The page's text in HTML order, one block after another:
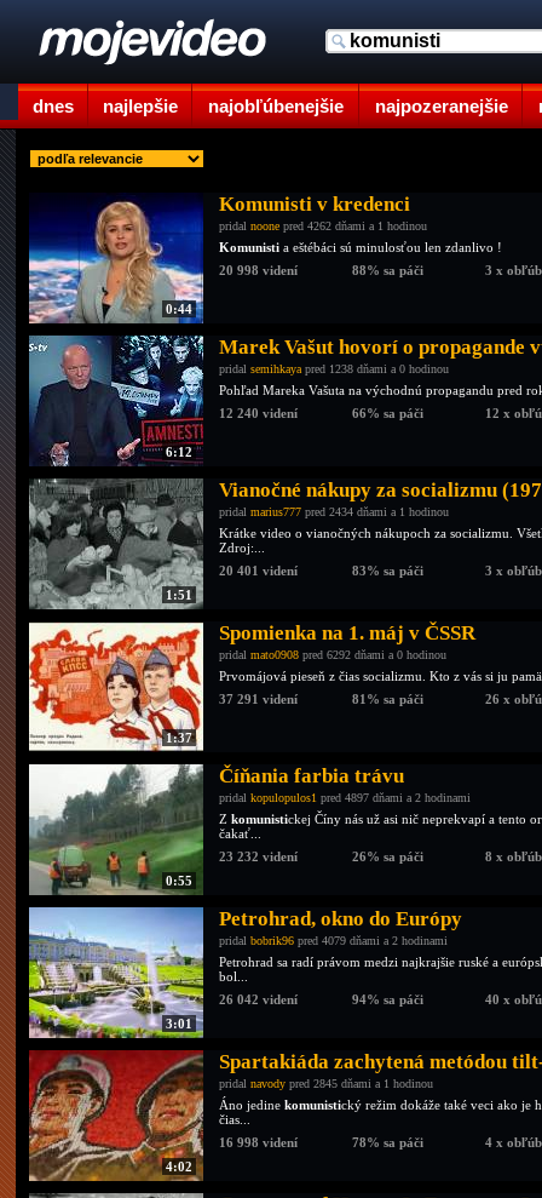
dnes najlepšie najobľúbenejšie najpozeranejšie
0:44
Komunisti v kredenci
pridal noone pred 4262 dňami a 1 hodinou
Komunisti a eštébáci sú minulosťou len zdanlivo !
20 998 videní
88% sa páči 3 x
6:12
Marek Vašut hovorí o propagande
pridal semihkaya pred 1238 dňami a 0 hodinou
Pohľad Mareka Vašuta na východnú propagandu pred
12 240 videní
66% sa páči 12 x
1:51
Vianočné nákupy za socializmu
pridal marius777 pred 2434 dňami a 1 hodinou
Krátke video o vianočných nákupoch za socializmu.
Zdroj:...
20 401 videní
83% sa páči 3 x
1:37
Spomienka na 1. máj v ČSSR
pridal mato0908 pred 6292 dňami a 0 hodinou
Prvomájová pieseň z čias socializmu. Kto z vás si ju
37 291 videní
81% sa páči 26 x
0:55
Číňania farbia trávu
pridal kopulopulos1 pred 4897 dňami a 2 hodinami
Z komunistickej Číny nás už asi nič neprekvapí a tento
čakať...
23 232 videní
26% sa páči 8 x
3:01
Petrohrad, okno do Európy
pridal bobrik96 pred 4079 dňami a 2 hodinami
Petrohrad sa radí právom medzi najkrajšie ruské a
bol...
26 042 videní
94% sa páči 40 x
4:02
Spartakiáda zachytená metódou
pridal navody pred 2845 dňami a 1 hodinou
Áno jedine komunistický režim dokáže také veci ako je
čias...
16 998 videní
78% sa páči 4 x